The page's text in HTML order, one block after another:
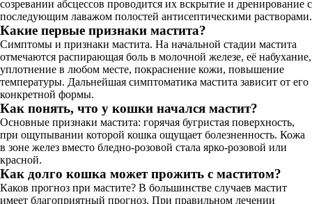
созревании абсцессов проводится их вскрытие и дренирование с
последующим лаважом полостей антисептическими растворами.
Какие первые признаки мастита?
Симптомы и признаки мастита. На начальной стадии мастита
отмечаются распирающая боль в молочной железе, её набухание,
уплотнение в любом месте, покраснение кожи, повышение
температуры. Дальнейшая симптоматика мастита зависит от его
конкретной формы.
Как понять, что у кошки начался мастит?
Основные признаки мастита: горячая бугристая поверхность,
при ощупывании которой кошка ощущает болезненность. Кожа
в зоне желез вместо бледно-розовой стала ярко-розовой или
красной.
Как долго кошка может прожить с маститом?
Каков прогноз при мастите? В большинстве случаев мастит
имеет благоприятный прогноз. При правильном лечении